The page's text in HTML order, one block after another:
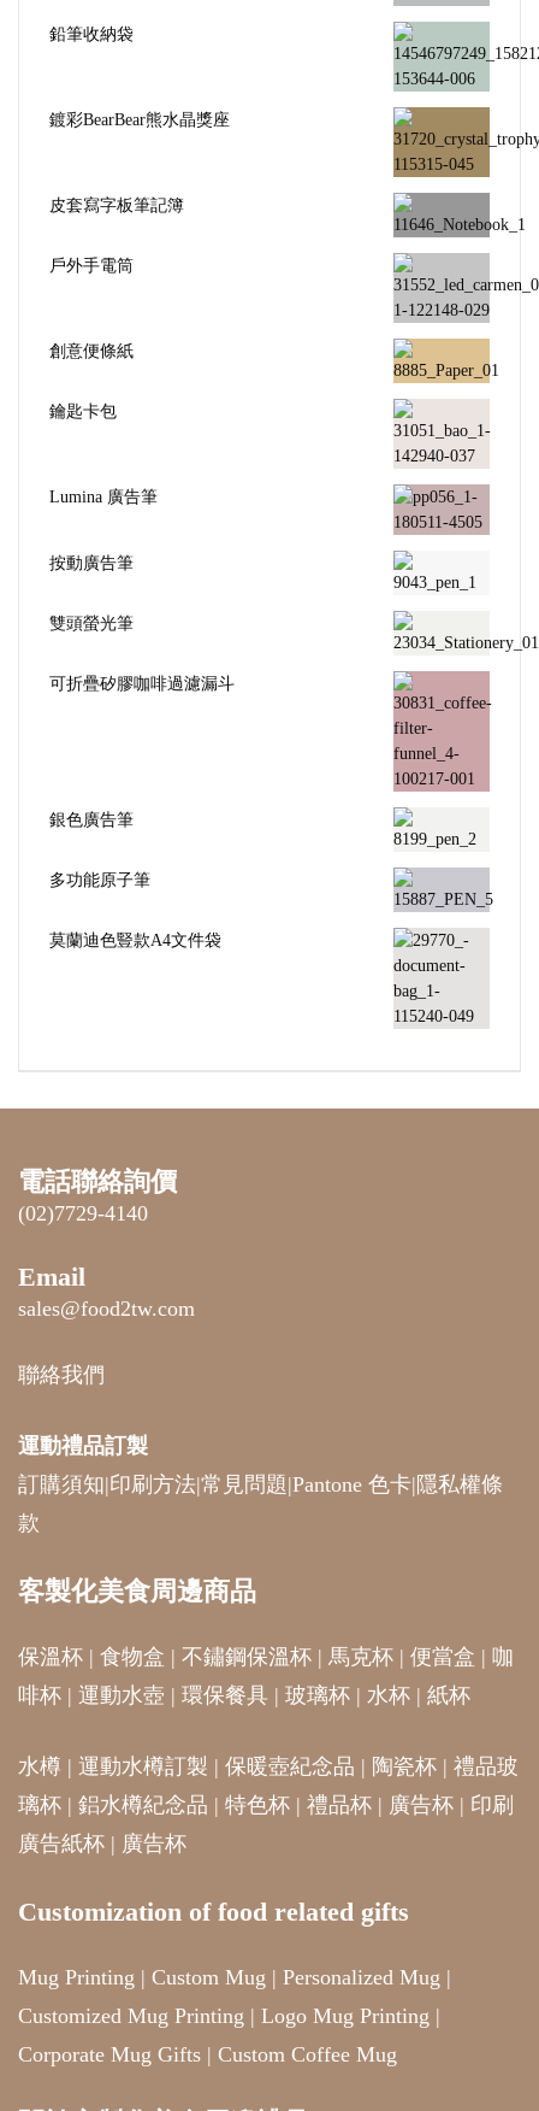
鉛筆收納袋
鍍彩BearBear熊水晶獎座
皮套寫字板筆記簿
戶外手電筒
創意便條紙
鑰匙卡包
Lumina 廣告筆
按動廣告筆
雙頭螢光筆
可折疊矽膠咖啡過濾漏斗
銀色廣告筆
多功能原子筆
莫蘭迪色豎款A4文件袋
電話聯絡詢價
(02)7729-4140
Email
sales@food2tw.com
聯絡我們
運動禮品訂製
訂購須知|印刷方法|常見問題|Pantone 色卡| 隱私權條
款
客製化美食周邊商品
保溫杯 | 食物盒 | 不鏽鋼保溫杯 | 馬克杯 | 便當盒 | 咖
啡杯 | 運動水壺 | 環保餐具 | 玻璃杯 | 水杯 | 紙杯
水樽 | 運動水樽訂製 | 保暖壺紀念品 | 陶瓷杯 | 禮品玻
璃杯 | 鋁水樽紀念品 | 特色杯 | 禮品杯 | 廣告杯 | 印刷
廣告紙杯 | 廣告杯
Customization of food related gifts
Mug Printing | Custom Mug | Personalized Mug |
Customized Mug Printing | Logo Mug Printing |
Corporate Mug Gifts | Custom Coffee Mug